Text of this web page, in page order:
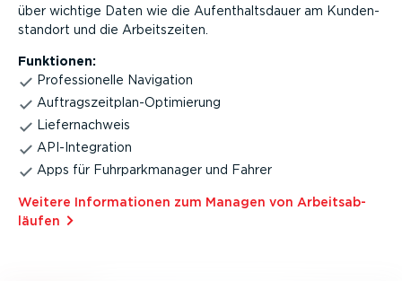
über wichtige Daten wie die Aufent­halts­dauer am Kunden­
standort und die Arbeits­zeiten.
Funktionen:
Profes­sio­nelle Navigation
Auftrags­zeit­plan-­Op­ti­mierung
Liefer­nachweis
API-In­te­gration
Apps für Fuhrpark­ma­nager und Fahrer
Weitere Infor­ma­tionen zum Managen von Arbeits­ab­
läufen⁠